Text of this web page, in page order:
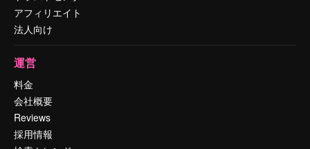
アフィリエイト
法人向け
運営
料金
会社概要
Reviews
採用情報